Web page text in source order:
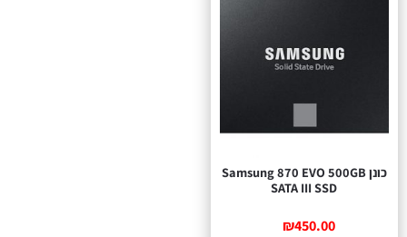
כונן Samsung 870 EVO 500GB
SATA III SSD
₪450.00